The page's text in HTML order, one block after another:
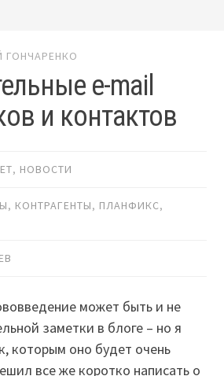
ГОНЧАРЕНКО
e-mail
и контактов
, НОВОСТИ
, КОНТРАГЕНТЫ, ПЛАНФИКС,
может быть и не
заметки в блоге – но я
которым оно будет очень
все же коротко написать о